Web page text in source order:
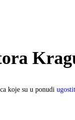
koje su u ponudi